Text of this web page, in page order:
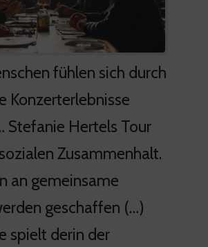
fühlen sich durch
Konzerterlebnisse
Stefanie Hertels Tour
Zusammenhalt.
an gemeinsame
geschaffen (…)
spielt derin der